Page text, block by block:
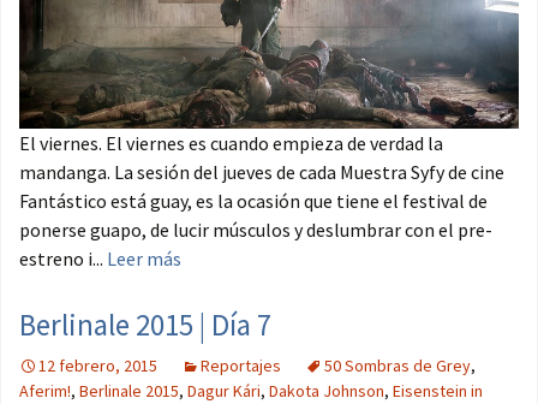
El viernes. El viernes es cuando empieza de verdad la
mandanga. La sesión del jueves de cada Muestra Syfy de cine
Fantástico está guay, es la ocasión que tiene el festival de
ponerse guapo, de lucir músculos y deslumbrar con el pre-
estreno i... Leer más
Berlinale 2015 | Día 7
12 febrero, 2015 Reportajes 50 Sombras de Grey,
Aferim!, Berlinale 2015, Dagur Kári, Dakota Johnson, Eisenstein in